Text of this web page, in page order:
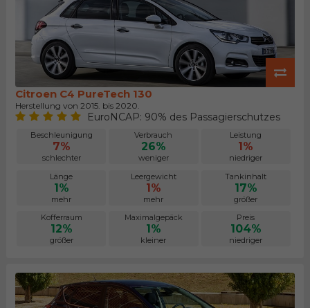
Citroen C4 PureTech 130
Herstellung von 2015. bis 2020.
EuroNCAP: 90% des Passagierschutzes
Beschleunigung
7%
schlechter
Verbrauch
26%
weniger
Leistung
1%
niedriger
Länge
1%
mehr
Leergewicht
1%
mehr
Tankinhalt
17%
größer
Kofferraum
12%
größer
Maximalgepäck
1%
kleiner
Preis
104%
niedriger